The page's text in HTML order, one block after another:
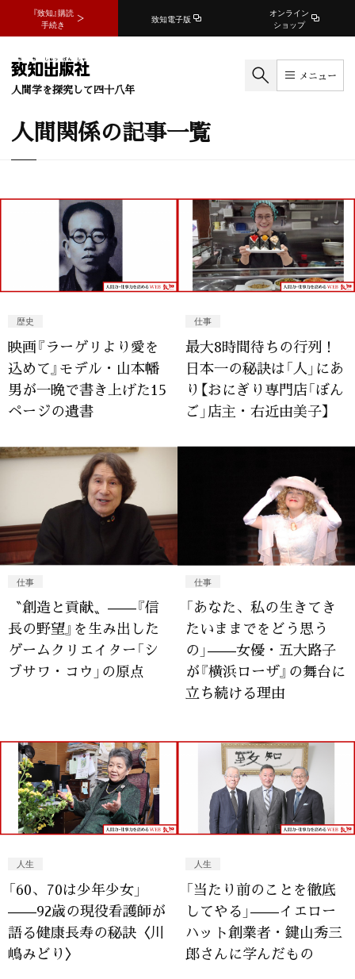
『致知』購読
手続き
致知電子版
オンライン
ショップ
人間学を探究して四十八年
メニュー
人間関係の記事一覧
歴史
映画『ラーゲリより愛を
込めて』モデル・山本幡
男が一晩で書き上げた15
ページの遺書
仕事
最大8時間待ちの行列！
日本一の秘訣は「人」にあ
り【おにぎり専門店「ぼん
ご」店主・右近由美子】
仕事
〝創造と貢献〟——『信
長の野望』を生み出した
ゲームクリエイター「シ
ブサワ・コウ」の原点
仕事
「あなた、私の生きてき
たいままでをどう思う
の」——女優・五大路子
が『横浜ローザ』の舞台に
立ち続ける理由
人生
「60、70は少年少女」
——92歳の現役看護師が
語る健康長寿の秘訣〈川
嶋みどり〉
人生
「当たり前のことを徹底
してやる」——イエロー
ハット創業者・鍵山秀三
郎さんに学んだもの